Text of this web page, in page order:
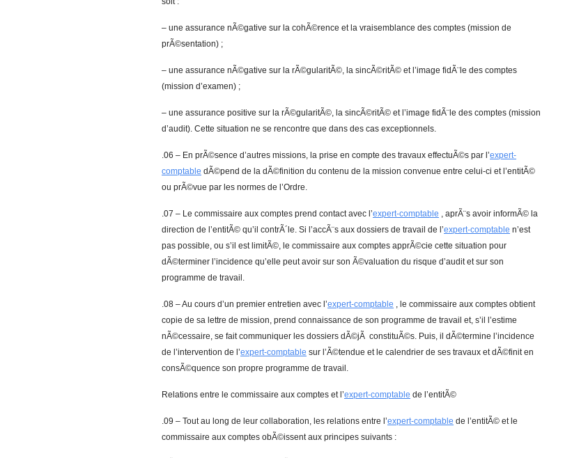
– une assurance nÃ©gative sur la cohÃ©rence et la vraisemblance des comptes (mission de
prÃ©sentation) ;
– une assurance nÃ©gative sur la rÃ©gularitÃ©, la sincÃ©ritÃ© et l’image fidÃ¨le des comptes
(mission d’examen) ;
– une assurance positive sur la rÃ©gularitÃ©, la sincÃ©ritÃ© et l’image fidÃ¨le des comptes (mission
d’audit). Cette situation ne se rencontre que dans des cas exceptionnels.
.06 – En prÃ©sence d’autres missions, la prise en compte des travaux effectuÃ©s par l’expert-
comptable dÃ©pend de la dÃ©finition du contenu de la mission convenue entre celui-ci et l’entitÃ©
ou prÃ©vue par les normes de l’Ordre.
.07 – Le commissaire aux comptes prend contact avec l’expert-comptable , aprÃ¨s avoir informÃ© la
direction de l’entitÃ© qu’il contrÃ´le. Si l’accÃ¨s aux dossiers de travail de l’expert-comptable n’est
pas possible, ou s’il est limitÃ©, le commissaire aux comptes apprÃ©cie cette situation pour
dÃ©terminer l’incidence qu’elle peut avoir sur son Ã©valuation du risque d’audit et sur son
programme de travail.
.08 – Au cours d’un premier entretien avec l’expert-comptable , le commissaire aux comptes obtient
copie de sa lettre de mission, prend connaissance de son programme de travail et, s’il l’estime
nÃ©cessaire, se fait communiquer les dossiers dÃ©jÃ constituÃ©s. Puis, il dÃ©termine l’incidence
de l’intervention de l’expert-comptable sur l’Ã©tendue et le calendrier de ses travaux et dÃ©finit en
consÃ©quence son propre programme de travail.
Relations entre le commissaire aux comptes et l’expert-comptable de l’entitÃ©
.09 – Tout au long de leur collaboration, les relations entre l’expert-comptable de l’entitÃ© et le
commissaire aux comptes obÃ©issent aux principes suivants :